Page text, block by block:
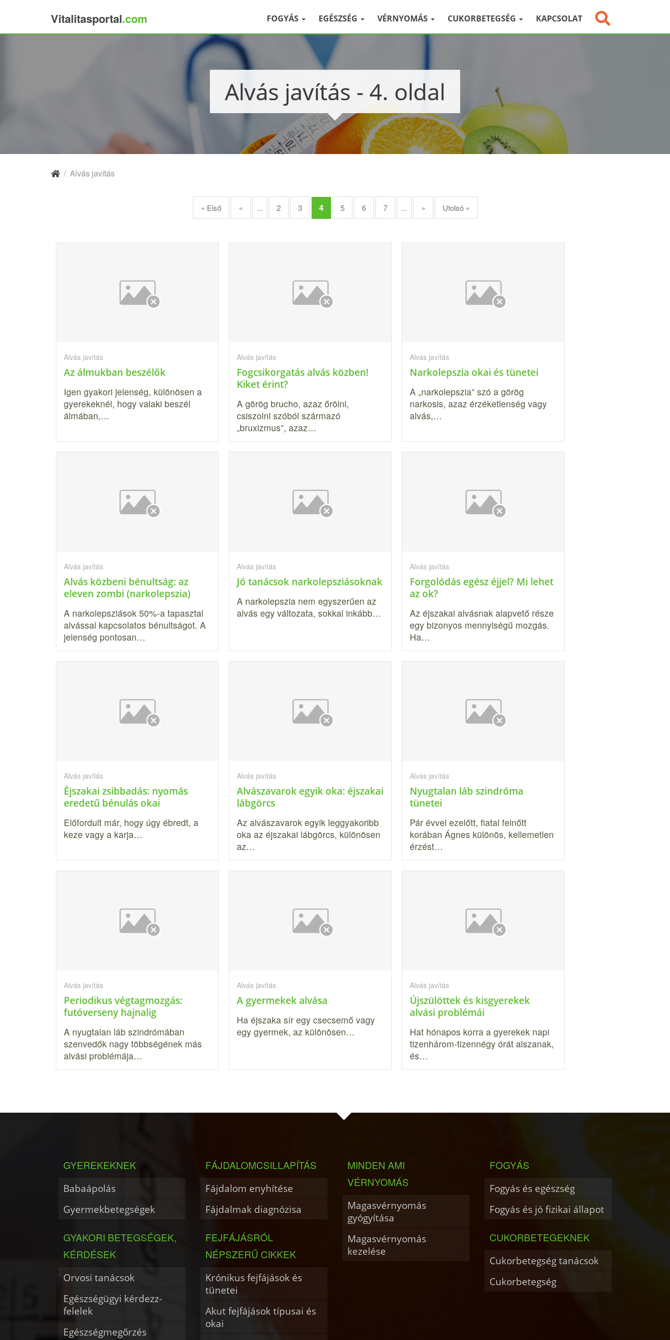
Vitalitasportal.com FOGYÁS EGÉSZSÉG VÉRNYOMÁS CUKORBETEGSÉG KAPCSOLAT
Alvás javítás - 4. oldal
/ Alvás javítás
« Első « ... 2 3 4 5 6 7 ... » Utolsó »
Alvás javítás
Az álmukban beszélők
Igen gyakori jelenség, különösen a
gyerekeknél, hogy valaki beszél
álmá­ban,…
Alvás javítás
Fogcsikorgatás alvás közben!
Kiket érint?
A görög brucho, azaz őrölni,
csiszolni szóból származó
„bruxizmus”, az­az…
Alvás javítás
Narkolepszia okai és tünetei
A „narkolepszia” szó a görög
narkosis, azaz érzéketlenség vagy
alvás,…
Alvás javítás
Alvás közbeni bénultság: az
eleven zombi (narkolepszia)
A narkolepsziások 50%-a tapasztal
alvással kapcsolatos bénultságot. A
jelenség pontosan…
Alvás javítás
Jó tanácsok narkolepsziásoknak
A narkolepszia nem egyszerűen az
alvás egy változata, sokkal inkább…
Alvás javítás
Forgolódás egész éjjel? Mi lehet
az ok?
Az éjszakai alvásnak alapvető része
egy bizonyos mennyiségű mozgás.
Ha…
Alvás javítás
Éjszakai zsibbadás: nyomás
eredetű bénulás okai
Előfordult már, hogy úgy ébredt, a
keze vagy a karja…
Alvás javítás
Alvászavarok egyik oka: éjszakai
lábgörcs
Az alvászavarok egyik leggyakoribb
oka az éjszakai lábgörcs, különö­sen
az…
Alvás javítás
Nyugtalan láb szindróma
tünetei
Pár évvel ezelőtt, fiatal felnőtt
korában Ágnes különös, kellemetlen
érzést…
Alvás javítás
Periodikus végtagmozgás:
futóverseny hajnalig
A nyugtalan láb szindrómában
szenvedők nagy többségének más
alvási problémája…
Alvás javítás
A gyermekek alvása
Ha éjszaka sír egy csecsemő vagy
egy gyermek, az különösen…
Alvás javítás
Újszülöttek és kisgyerekek
alvási problémái
Hat hónapos korra a gyerekek napi
tizenhárom-tizennégy órát alszanak,
és…
GYEREKEKNEK
Babaápolás
Gyermekbetegségek
GYAKORI BETEGSÉGEK,
KÉRDÉSEK
Orvosi tanácsok
Egészségügyi kérdezz-
felelek
Egészségmegőrzés
FÁJDALOMCSILLAPÍTÁS
Fájdalom enyhítése
Fájdalmak diagnózisa
FEJFÁJÁSRÓL
NÉPSZERŰ CIKKEK
Krónikus fejfájások és
tünetei
Akut fejfájások típusai és
okai
MINDEN AMI
VÉRNYOMÁS
Magasvérnyomás
gyógyítása
Magasvérnyomás
kezelése
FOGYÁS
Fogyás és egészség
Fogyás és jó fizikai állapot
CUKORBETEGEKNEK
Cukorbetegség tanácsok
Cukorbetegség
×